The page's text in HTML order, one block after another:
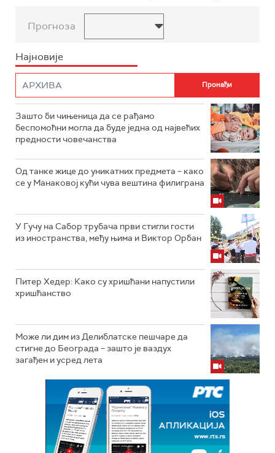
Прогноза
Најновије
Зашто би чињеница да се рађамо
беспомоћни могла да буде једна од највећих
предности човечанства
Од танке жице до уникатних предмета – како
се у Манаковој кући чува вештина филиграна
У Гучу на Сабор трубача први стигли гости
из иностранства, међу њима и Виктор Орбан
Питер Хедер: Како су хришћани напустили
хришћанство
Може ли дим из Делиблатске пешчаре да
стигне до Београда – зашто је ваздух
загађен и усред лета